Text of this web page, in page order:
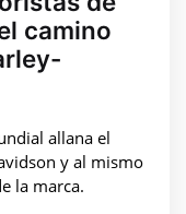
camino
allana el
y al mismo
la marca.